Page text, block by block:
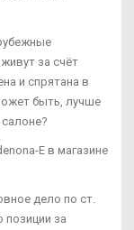
за счёт
и спрятана в
быть, лучше
E в магазине
дело по ст.
за